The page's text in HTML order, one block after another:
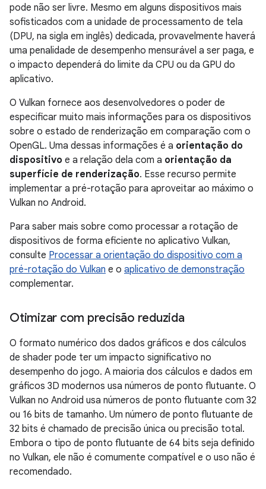
pode não ser livre. Mesmo em alguns dispositivos mais
sofisticados com a unidade de processamento de tela
(DPU, na sigla em inglês) dedicada, provavelmente haverá
uma penalidade de desempenho mensurável a ser paga, e
o impacto dependerá do limite da CPU ou da GPU do
aplicativo.
O Vulkan fornece aos desenvolvedores o poder de
especificar muito mais informações para os dispositivos
sobre o estado de renderização em comparação com o
OpenGL. Uma dessas informações é a orientação do
dispositivo e a relação dela com a orientação da
superfície de renderização. Esse recurso permite
implementar a pré-rotação para aproveitar ao máximo o
Vulkan no Android.
Para saber mais sobre como processar a rotação de
dispositivos de forma eficiente no aplicativo Vulkan,
consulte Processar a orientação do dispositivo com a
pré-rotação do Vulkan e o aplicativo de demonstração
complementar.
Otimizar com precisão reduzida
O formato numérico dos dados gráficos e dos cálculos
de shader pode ter um impacto significativo no
desempenho do jogo. A maioria dos cálculos e dados em
gráficos 3D modernos usa números de ponto flutuante. O
Vulkan no Android usa números de ponto flutuante com 32
ou 16 bits de tamanho. Um número de ponto flutuante de
32 bits é chamado de precisão única ou precisão total.
Embora o tipo de ponto flutuante de 64 bits seja definido
no Vulkan, ele não é comumente compatível e o uso não é
recomendado.